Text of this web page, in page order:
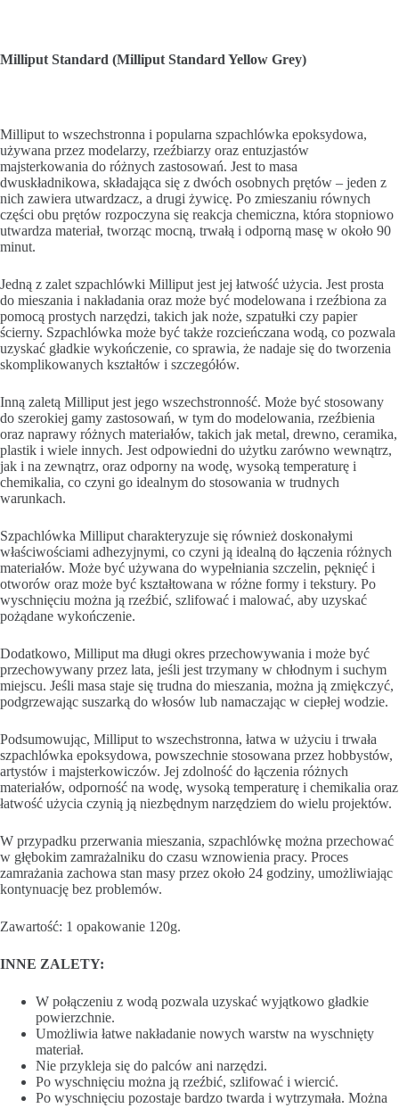
Milliput Standard (Milliput Standard Yellow Grey)
Milliput to wszechstronna i popularna szpachlówka epoksydowa,
używana przez modelarzy, rzeźbiarzy oraz entuzjastów
majsterkowania do różnych zastosowań. Jest to masa
dwuskładnikowa, składająca się z dwóch osobnych prętów – jeden z
nich zawiera utwardzacz, a drugi żywicę. Po zmieszaniu równych
części obu prętów rozpoczyna się reakcja chemiczna, która stopniowo
utwardza materiał, tworząc mocną, trwałą i odporną masę w około 90
minut.
Jedną z zalet szpachlówki Milliput jest jej łatwość użycia. Jest prosta
do mieszania i nakładania oraz może być modelowana i rzeźbiona za
pomocą prostych narzędzi, takich jak noże, szpatułki czy papier
ścierny. Szpachlówka może być także rozcieńczana wodą, co pozwala
uzyskać gładkie wykończenie, co sprawia, że nadaje się do tworzenia
skomplikowanych kształtów i szczegółów.
Inną zaletą Milliput jest jego wszechstronność. Może być stosowany
do szerokiej gamy zastosowań, w tym do modelowania, rzeźbienia
oraz naprawy różnych materiałów, takich jak metal, drewno, ceramika,
plastik i wiele innych. Jest odpowiedni do użytku zarówno wewnątrz,
jak i na zewnątrz, oraz odporny na wodę, wysoką temperaturę i
chemikalia, co czyni go idealnym do stosowania w trudnych
warunkach.
Szpachlówka Milliput charakteryzuje się również doskonałymi
właściwościami adhezyjnymi, co czyni ją idealną do łączenia różnych
materiałów. Może być używana do wypełniania szczelin, pęknięć i
otworów oraz może być kształtowana w różne formy i tekstury. Po
wyschnięciu można ją rzeźbić, szlifować i malować, aby uzyskać
pożądane wykończenie.
Dodatkowo, Milliput ma długi okres przechowywania i może być
przechowywany przez lata, jeśli jest trzymany w chłodnym i suchym
miejscu. Jeśli masa staje się trudna do mieszania, można ją zmiękczyć,
podgrzewając suszarką do włosów lub namaczając w ciepłej wodzie.
Podsumowując, Milliput to wszechstronna, łatwa w użyciu i trwała
szpachlówka epoksydowa, powszechnie stosowana przez hobbystów,
artystów i majsterkowiczów. Jej zdolność do łączenia różnych
materiałów, odporność na wodę, wysoką temperaturę i chemikalia oraz
łatwość użycia czynią ją niezbędnym narzędziem do wielu projektów.
W przypadku przerwania mieszania, szpachlówkę można przechować
w głębokim zamrażalniku do czasu wznowienia pracy. Proces
zamrażania zachowa stan masy przez około 24 godziny, umożliwiając
kontynuację bez problemów.
Zawartość: 1 opakowanie 120g.
INNE ZALETY:
W połączeniu z wodą pozwala uzyskać wyjątkowo gładkie
powierzchnie.
Umożliwia łatwe nakładanie nowych warstw na wyschnięty
materiał.
Nie przykleja się do palców ani narzędzi.
Po wyschnięciu można ją rzeźbić, szlifować i wiercić.
Po wyschnięciu pozostaje bardzo twarda i wytrzymała. Można